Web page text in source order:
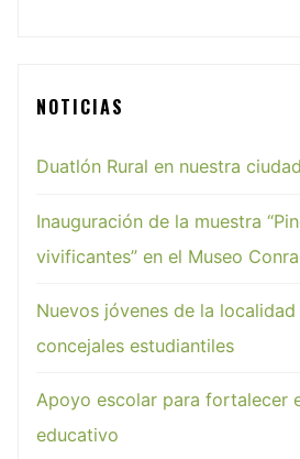
NOTICIAS
Duatlón Rural en nuestra ciudad
Inauguración de la muestra
vivificantes” en el Museo
Nuevos jóvenes de la
concejales estudiantiles
Apoyo escolar para fortalecer
educativo